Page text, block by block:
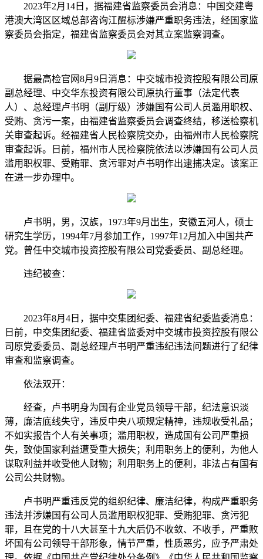
2023年2月14日，据福建省监察委员会消息：中国交建粤
港澳大湾区区域总部咨询江醒标涉嫌严重职务违法，经国家监
察委员会指定，福建省监察委员会对其立案监察调查。
据最高检官网8月9日消息：中交城市投资控股有限公司原
副总经理、中交华东投资有限公司原执行董事（法定代表
人）、总经理卢书明（副厅级）涉嫌国有公司人员滥用职权、
受贿、贪污一案，由福建省监察委员会调查终结，移送检察机
关审查起诉。经福建省人民检察院交办，由福州市人民检察院
审查起诉。日前，福州市人民检察院依法以涉嫌国有公司人员
滥用职权罪、受贿罪、贪污罪对卢书明作出逮捕决定。该案正
在进一步办理中。
卢书明，男，汉族，1973年9月出生，安徽五河人，硕士
研究生学历，1994年7月参加工作，1997年12月加入中国共产
党。曾任中交城市投资控股有限公司党委委员、副总经理。
违纪被查：
2023年8月4日，据中交集团纪委、福建省纪委监委消息：
日前，中交集团纪委、福建省监委对中交城市投资控股有限公
司原党委委员、副总经理卢书明严重违纪违法问题进行了纪律
审查和监察调查。
依法双开：
经查，卢书明身为国有企业党员领导干部，纪法意识淡
薄，廉洁底线失守，违反中央八项规定精神，违规收受礼品；
不如实报告个人有关事项；滥用职权，造成国有公司严重损
失，致使国家利益遭受重大损失；利用职务上的便利，为他人
谋取利益并收受他人财物；利用职务上的便利，非法占有国有
公司公共财物。
卢书明严重违反党的组织纪律、廉洁纪律，构成严重职务
违法并涉嫌国有公司人员滥用职权犯罪、受贿犯罪、贪污犯
罪，且在党的十八大甚至十九大后仍不收敛、不收手，严重败
坏国有公司领导干部形象，情节严重，性质恶劣，应予严肃处